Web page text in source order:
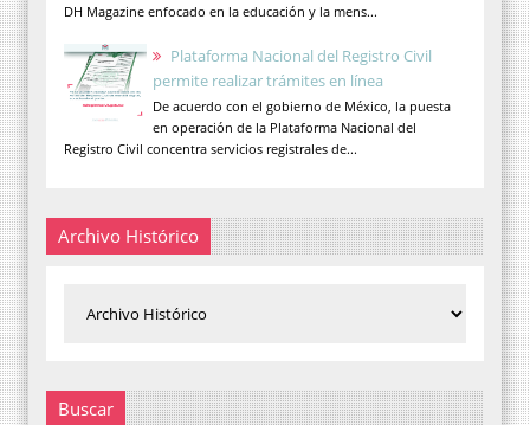
DH Magazine enfocado en la educación y la mens...
Plataforma Nacional del Registro Civil
permite realizar trámites en línea
De acuerdo con el gobierno de México, la puesta
en operación de la Plataforma Nacional del
Registro Civil concentra servicios registrales de...
Archivo Histórico
Buscar